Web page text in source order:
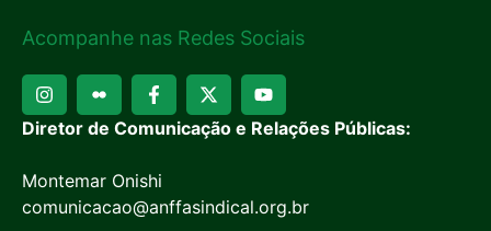
Acompanhe nas Redes Sociais
Diretor de Comunicação e Relações Públicas:
Montemar Onishi
comunicacao@anffasindical.org.br